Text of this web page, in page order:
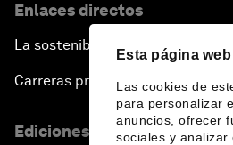
Esta página
Las cookies de
para personalizar
anuncios, ofrecer
sociales y analizar
Enlaces directos
La sostenibilidad en el Foro
Carreras profesionales
Ediciones en otros idiomas